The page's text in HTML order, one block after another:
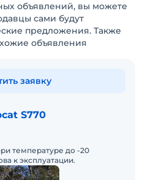
объявлений, вы можете
сами будут
предложения. Также
объявления
S770
температуре до -20
к эксплуатации.
заявку